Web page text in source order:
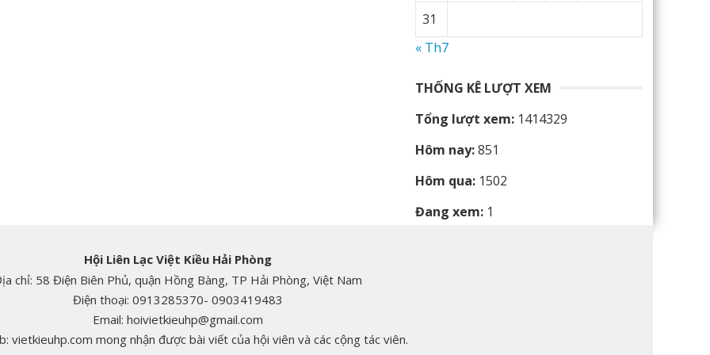
31
« Th7
THỐNG KÊ LƯỢT XEM
Tổng lượt xem: 1414329
Hôm nay:851
Hôm qua: 1502
Đang xem: 1
Hội Liên Lạc Việt Kiều Hải Phòng
chỉ: 58 Điện Biên Phủ, quận Hồng Bàng, TP Hải Phòng, Việt Nam
Điện thoại: 0913285370- 0903419483
Email: hoivietkieuhp@gmail.com
vietkieuhp.com mong nhận được bài viết của hội viên và các cộng tác viên.